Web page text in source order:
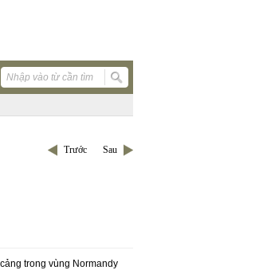
Trước Sau
trong vùng Normandy